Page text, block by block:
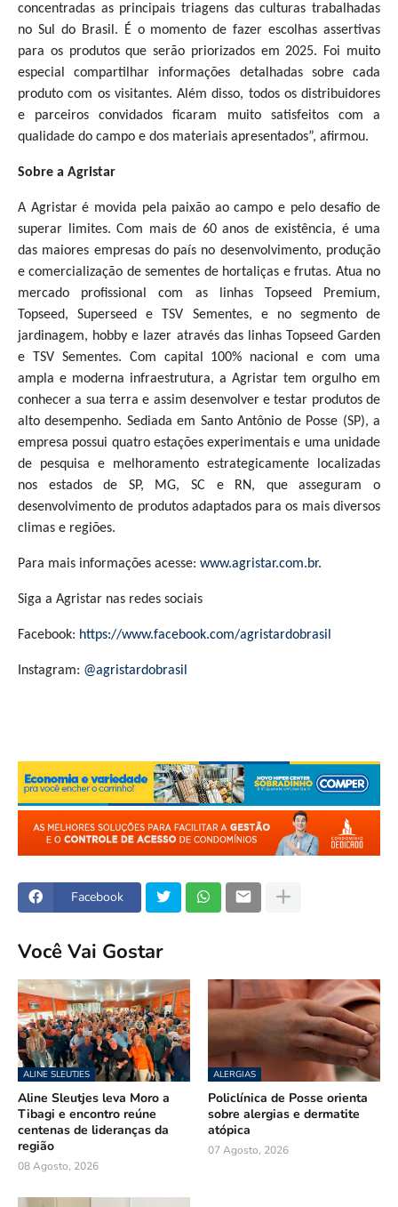
concentradas as principais triagens das culturas trabalhadas
no Sul do Brasil. É o momento de fazer escolhas assertivas
para os produtos que serão priorizados em 2025. Foi muito
especial compartilhar informações detalhadas sobre cada
produto com os visitantes. Além disso, todos os distribuidores
e parceiros convidados ficaram muito satisfeitos com a
qualidade do campo e dos materiais apresentados”, afirmou.
Sobre a Agristar
A Agristar é movida pela paixão ao campo e pelo desafio de
superar limites. Com mais de 60 anos de existência, é uma
das maiores empresas do país no desenvolvimento, produção
e comercialização de sementes de hortaliças e frutas. Atua no
mercado profissional com as linhas Topseed Premium,
Topseed, Superseed e TSV Sementes, e no segmento de
jardinagem, hobby e lazer através das linhas Topseed Garden
e TSV Sementes. Com capital 100% nacional e com uma
ampla e moderna infraestrutura, a Agristar tem orgulho em
conhecer a sua terra e assim desenvolver e testar produtos de
alto desempenho. Sediada em Santo Antônio de Posse (SP), a
empresa possui quatro estações experimentais e uma unidade
de pesquisa e melhoramento estrategicamente localizadas
nos estados de SP, MG, SC e RN, que asseguram o
desenvolvimento de produtos adaptados para os mais diversos
climas e regiões.
Para mais informações acesse: www.agristar.com.br.
Siga a Agristar nas redes sociais
Facebook: https://www.facebook.com/agristardobrasil
Instagram: @agristardobrasil
Facebook
Você Vai Gostar
ALINE SLEUTJES
Aline Sleutjes leva Moro a
Tibagi e encontro reúne
centenas de lideranças da
região
08 Agosto, 2026
ALERGIAS
Policlínica de Posse orienta
sobre alergias e dermatite
atópica
07 Agosto, 2026